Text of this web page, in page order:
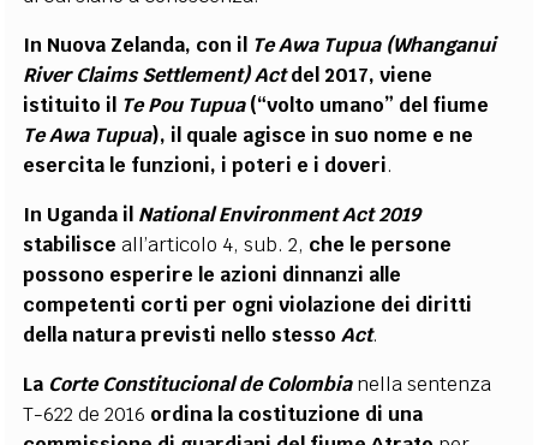
In Nuova Zelanda, con il Te Awa Tupua (Whanganui
River Claims Settlement) Actdel 2017, viene
istituito il Te Pou Tupua(“volto umano” del fiume
Te Awa Tupua), il quale agisce in suo nome e ne
esercita le funzioni, i poteri e i doveri.
In Uganda il National Environment Act 2019
stabilisce all’articolo 4, sub. 2, che le persone
possono esperire le azioni dinnanzi alle
competenti corti per ogni violazione dei diritti
della natura previsti nello stessoAct.
La Corte Constitucional de Colombianella sentenza
T-622 de 2016 ordina la costituzione di una